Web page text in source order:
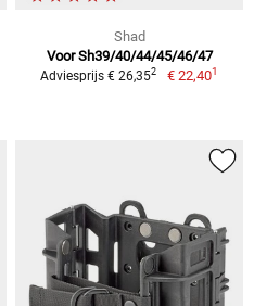
Shad
Voor Sh39/40/44/45/46/47
Adviesprijs € 26,352 € 22,401